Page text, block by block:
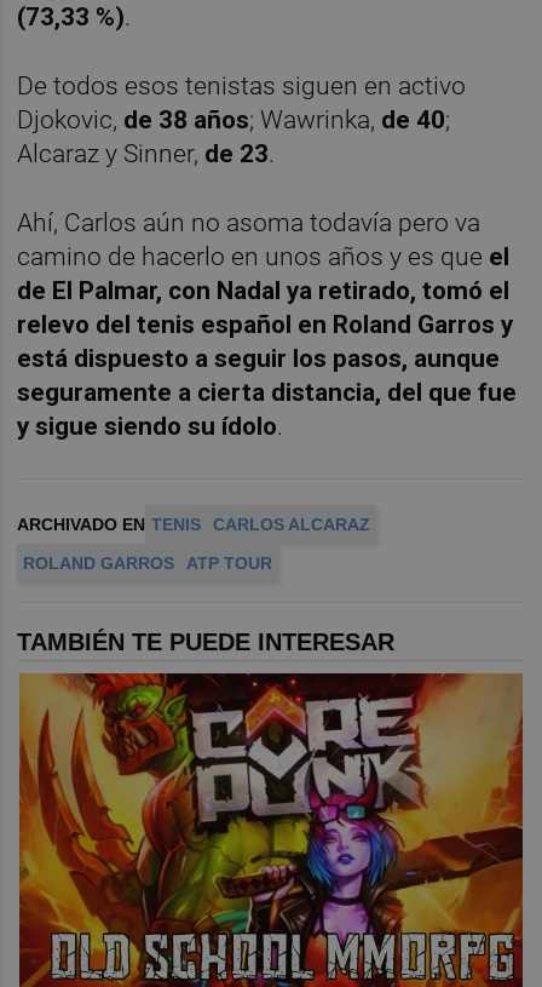
(73,33 %).
De todos esos tenistas siguen en activo
Djokovic, de 38 años; Wawrinka, de 40;
Alcaraz y Sinner, de 23.
Ahí, Carlos aún no asoma todavía pero va
camino de hacerlo en unos años y es que el
de El Palmar, con Nadal ya retirado, tomó el
relevo del tenis español en Roland Garros y
está dispuesto a seguir los pasos, aunque
seguramente a cierta distancia, del que fue
y sigue siendo su ídolo.
ARCHIVADO EN TENIS
CARLOS ALCARAZ
ROLAND GARROS
ATP TOUR
TAMBIÉN TE PUEDE INTERESAR